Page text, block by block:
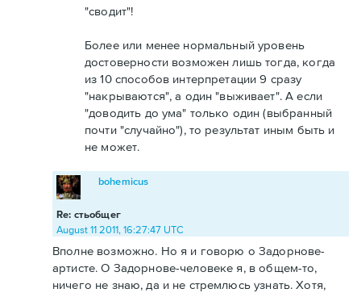
"сводит"!
Более или менее нормальный уровень
достоверности возможен лишь тогда, когда
из 10 способов интерпретации 9 сразу
"накрываются", а один "выживает". А если
"доводить до ума" только один (выбранный
почти "случайно"), то результат иным быть и
не может.
Re: стьобщег
bohemicus
August 11 2011, 16:27:47 UTC
Вполне возможно. Но я и говорю о Задорнове-
артисте. О Задорнове-человеке я, в общем-то,
ничего не знаю, да и не стремлюсь узнать. Хотя,